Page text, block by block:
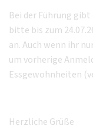
Bei der Führung
bitte bis zum
an. Auch wenn ihr
um vorherige
Essgewohnheiten
Herzliche Grüße